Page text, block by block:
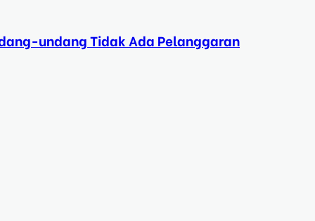
undang Tidak Ada Pelanggaran